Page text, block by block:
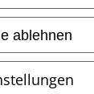
ablehnen